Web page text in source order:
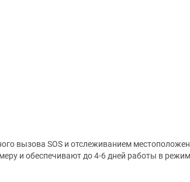
вызова SOS и отслеживанием
и обеспечивают до 4-6 дней работы в